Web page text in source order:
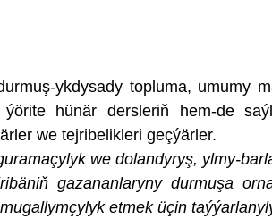
ykdysady topluma, umumy
hünär dersleriň hem-de
we tejribelikleri geçýärler.
we dolandyryş, ylmy-
gazananlaryny durmuşa
etmek üçin